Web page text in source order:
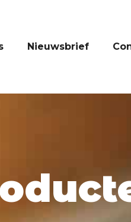
Nieuwsbrief